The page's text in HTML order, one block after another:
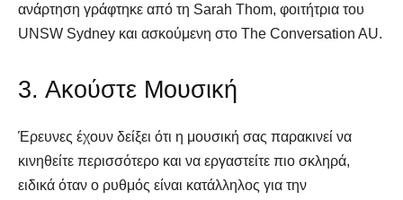
ανάρτηση γράφτηκε από τη Sarah Thom, φοιτήτρια του
UNSW Sydney και ασκούμενη στο The Conversation AU.
3. Ακούστε Μουσική
Έρευνες έχουν δείξει ότι η μουσική σας παρακινεί να
κινηθείτε περισσότερο και να εργαστείτε πιο σκληρά,
ειδικά όταν ο ρυθμός είναι κατάλληλος για την